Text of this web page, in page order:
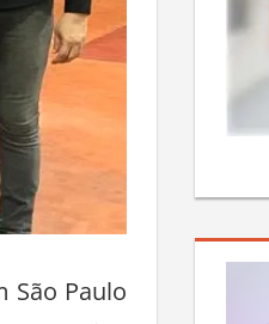
São Paulo